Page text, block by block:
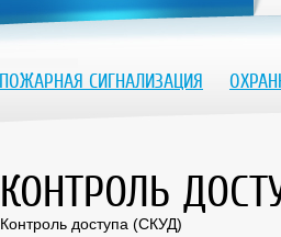
ПОЖАРНАЯ СИГНАЛИЗАЦИЯ
КОНТРОЛЬ
Контроль доступа (СКУД)